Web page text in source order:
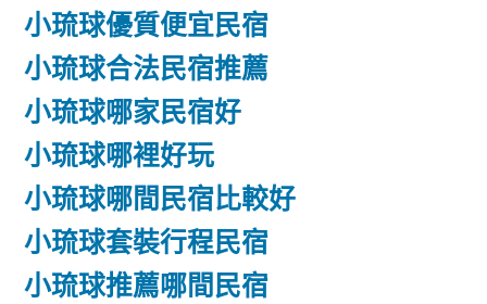
小琉球優質便宜民宿
小琉球合法民宿推薦
小琉球哪家民宿好
小琉球哪裡好玩
小琉球哪間民宿比較好
小琉球套裝行程民宿
小琉球推薦哪間民宿